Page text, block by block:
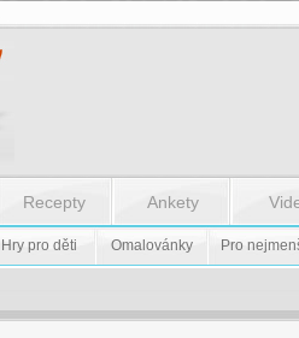
Recepty Ankety
Hry pro děti Omalovánky Pro